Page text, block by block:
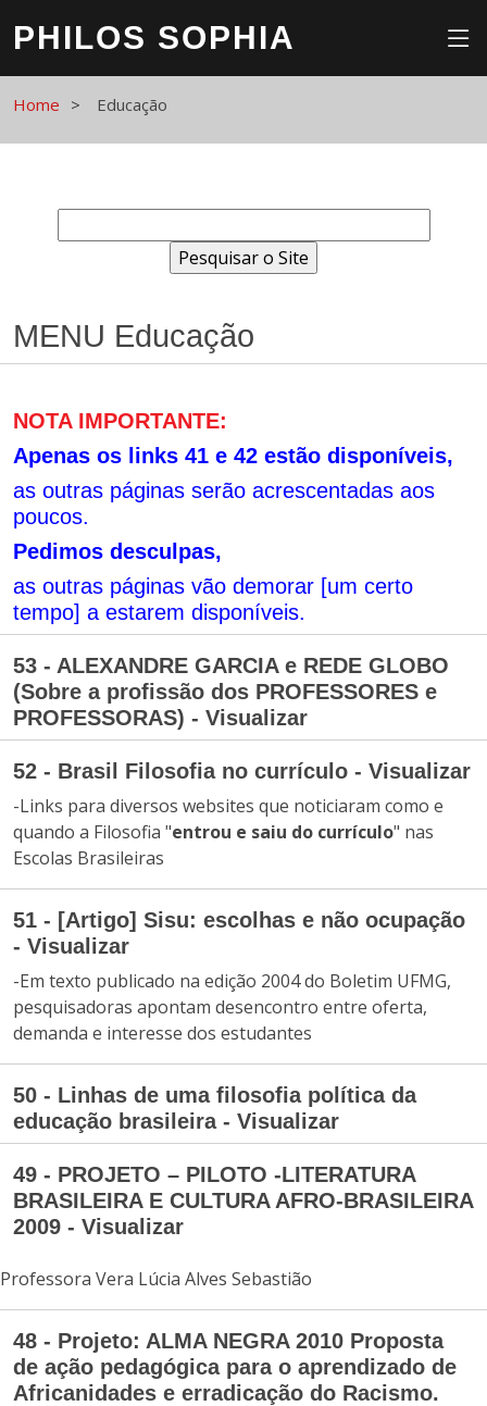
PHILOS SOPHIA
Home Educação
MENU Educação
NOTA IMPORTANTE:
Apenas os links 41 e 42 estão disponíveis,
as outras páginas serão acrescentadas aos
poucos.
Pedimos desculpas,
as outras páginas vão demorar [um certo
tempo] a estarem disponíveis.
53 - ALEXANDRE GARCIA e REDE GLOBO
(Sobre a profissão dos PROFESSORES e
PROFESSORAS) - Visualizar
52 - Brasil Filosofia no currículo - Visualizar
-Links para diversos websites que noticiaram como e
quando a Filosofia "entrou e saiu do currículo" nas
Escolas Brasileiras
51 - [Artigo] Sisu: escolhas e não ocupação
- Visualizar
-Em texto publicado na edição 2004 do Boletim UFMG,
pesquisadoras apontam desencontro entre oferta,
demanda e interesse dos estudantes
50 - Linhas de uma filosofia política da
educação brasileira - Visualizar
49 - PROJETO – PILOTO -LITERATURA
BRASILEIRA E CULTURA AFRO-BRASILEIRA
2009 - Visualizar
Professora Vera Lúcia Alves Sebastião
48 - Projeto: ALMA NEGRA 2010 Proposta
de ação pedagógica para o aprendizado de
Africanidades e erradicação do Racismo.